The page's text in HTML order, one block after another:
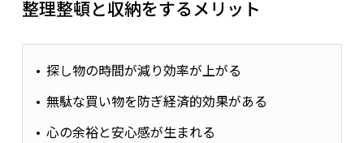
整理整頓と収納をするメリット
探し物の時間が減り効率が上がる
無駄な買い物を防ぎ経済的効果がある
心の余裕と安心感が生まれる